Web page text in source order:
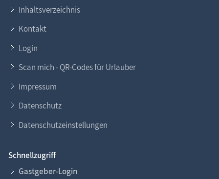
Inhaltsverzeichnis
Kontakt
Login
Scan mich - QR-Codes für Urlauber
Impressum
Datenschutz
Datenschutzeinstellungen
Schnellzugriff
Gastgeber-Login